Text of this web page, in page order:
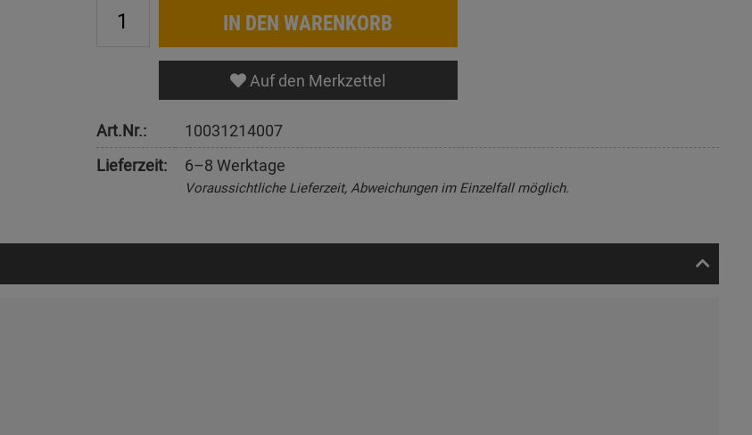
IN DEN WARENKORB
Auf den Merkzettel
Art.Nr.:
10031214007
Lieferzeit:
6–8 Werktage
Voraussichtliche Lieferzeit, Abweichungen im Einzelfall möglich.